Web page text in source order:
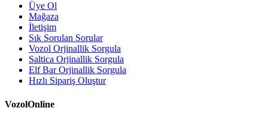
Üye Ol
Mağaza
İletişim
Sık Sorulan Sorular
Vozol Orjinallik Sorgula
Saltica Orjinallik Sorgula
Elf Bar Orjinallik Sorgula
Hızlı Sipariş Oluştur
VozolOnline